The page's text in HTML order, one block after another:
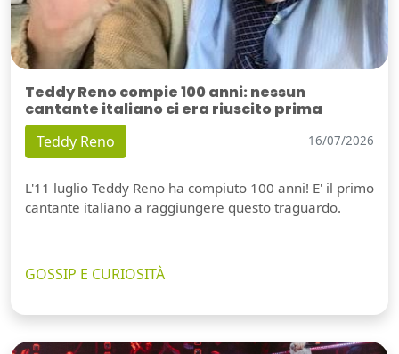
Teddy Reno compie 100 anni: nessun
cantante italiano ci era riuscito prima
Teddy Reno 16/07/2026
L'11 luglio Teddy Reno ha compiuto 100 anni! E' il primo
cantante italiano a raggiungere questo traguardo.
GOSSIP E CURIOSITÀ